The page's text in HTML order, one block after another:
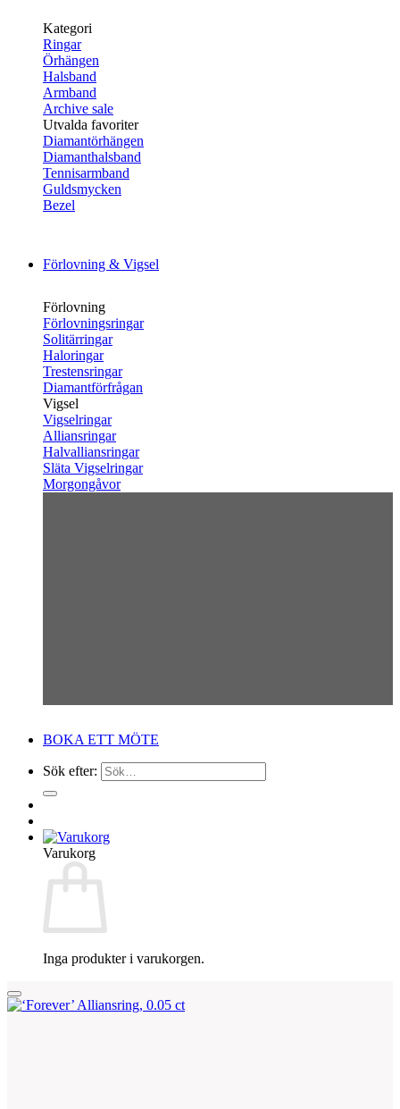
Kategori
Ringar
Örhängen
Halsband
Armband
Archive sale
Utvalda favoriter
Diamantörhängen
Diamanthalsband
Tennisarmband
Guldsmycken
Bezel
Förlovning & Vigsel
Förlovning
Förlovningsringar
Solitärringar
Haloringar
Trestensringar
Diamantförfrågan
Vigsel
Vigselringar
Alliansringar
Halvalliansringar
Släta Vigselringar
Morgongåvor
BOKA ETT MÖTE
Sök efter:
Varukorg
Inga produkter i varukorgen.